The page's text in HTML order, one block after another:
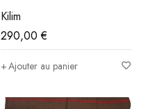
Kilim
290,00€
Ajouter au panier